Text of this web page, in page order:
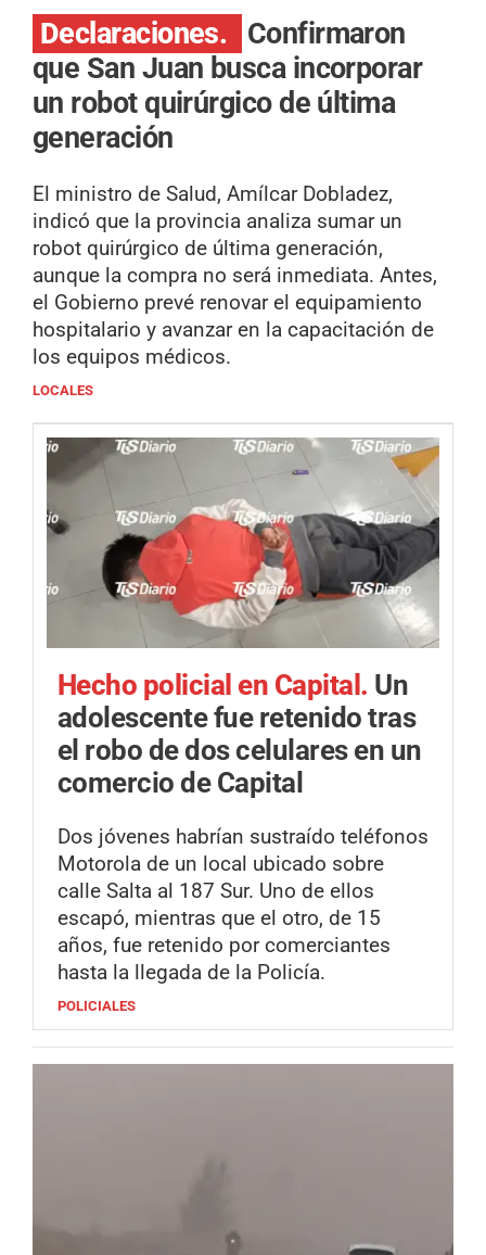
Declaraciones.
Confirmaron
que San Juan busca incorporar
un robot quirúrgico de última
generación
El ministro de Salud, Amílcar Dobladez,
indicó que la provincia analiza sumar un
robot quirúrgico de última generación,
aunque la compra no será inmediata. Antes,
el Gobierno prevé renovar el equipamiento
hospitalario y avanzar en la capacitación de
los equipos médicos.
LOCALES
Hecho policial en Capital. Un
adolescente fue retenido tras
el robo de dos celulares en un
comercio de Capital
Dos jóvenes habrían sustraído teléfonos
Motorola de un local ubicado sobre
calle Salta al 187 Sur. Uno de ellos
escapó, mientras que el otro, de 15
años, fue retenido por comerciantes
hasta la llegada de la Policía.
POLICIALES